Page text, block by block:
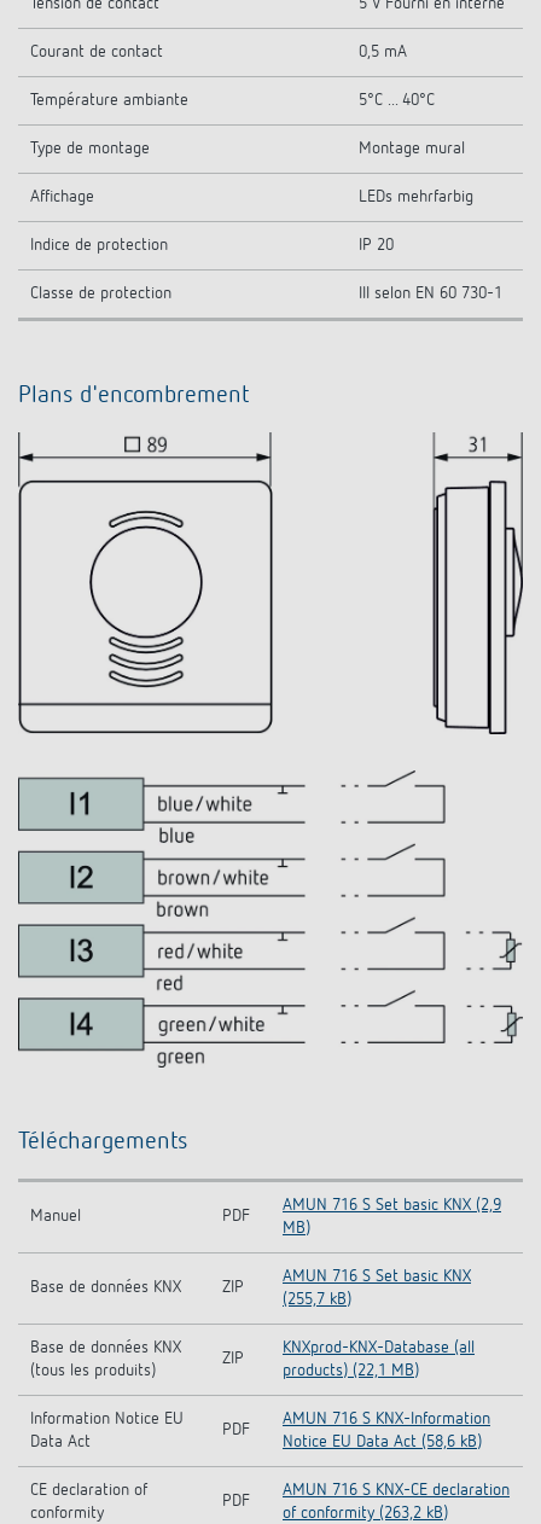
Courant de contact 0,5 mA
Température ambiante 5°C ... 40°C
Type de montage Montage mural
Affichage LEDs mehrfarbig
Indice de protection IP 20
Classe de protection III selon EN 60 730-1
Plans d'encombrement
Téléchargements
Manuel PDF
AMUN 716 S Set basic KNX (2,9
MB)
Base de données KNX ZIP
AMUN 716 S Set basic KNX
(255,7 kB)
Base de données KNX
(tous les produits)
ZIP
KNXprod-KNX-Database (all
products) (22,1 MB)
Information Notice EU
Data Act
PDF
AMUN 716 S KNX-Information
Notice EU Data Act (58,6 kB)
CE declaration of
conformity
PDF
AMUN 716 S KNX-CE declaration
of conformity (263,2 kB)